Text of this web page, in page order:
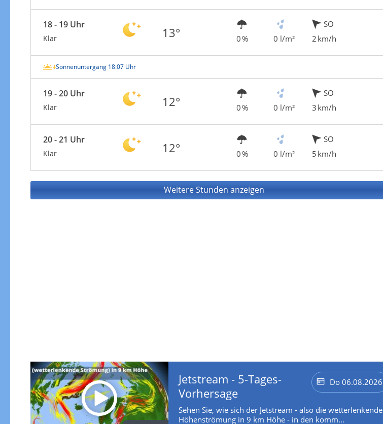
18 - 19 Uhr
Klar 13° 0 % 0 l/m²
SO
2 km/h
Sonnenuntergang 18:07 Uhr
19 - 20 Uhr
Klar 12° 0 % 0 l/m²
SO
3 km/h
20 - 21 Uhr
Klar 12° 0 % 0 l/m²
SO
5 km/h
Weitere Stunden anzeigen
Do 06.08.2026
Jetstream - 5-Tages-
Vorhersage
Sehen Sie, wie sich der Jetstream - also die wetterlenkende
Höhenströmung in 9 km Höhe - in den komm...